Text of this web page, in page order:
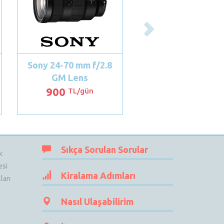
Sony 24-70 mm f/2.8
GM Lens
900 TL/gün
Sıkça Sorulan Sorular
Kiralama Adımları
Nasıl Ulaşabilirim